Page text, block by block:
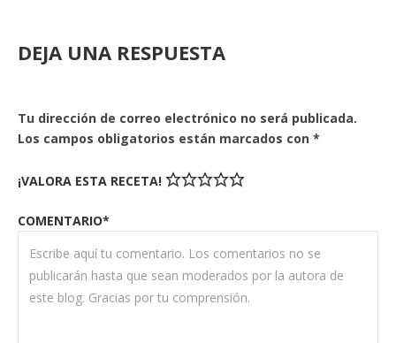
DEJA UNA RESPUESTA
Tu dirección de correo electrónico no será publicada.
Los campos obligatorios están marcados con *
¡VALORA ESTA RECETA!
COMENTARIO*